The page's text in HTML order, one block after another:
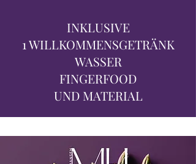
INKLUSIVE
1 WILLKOMMENSGETRÄNK
WASSER
FINGERFOOD
UND MATERIAL